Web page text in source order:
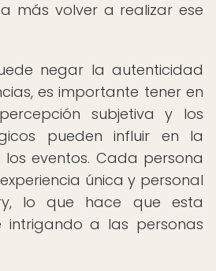
más volver a realizar ese
negar la autenticidad
es importante tener en
subjetiva y los
pueden influir en la
eventos. Cada persona
única y personal
lo que hace que esta
intrigando a las personas